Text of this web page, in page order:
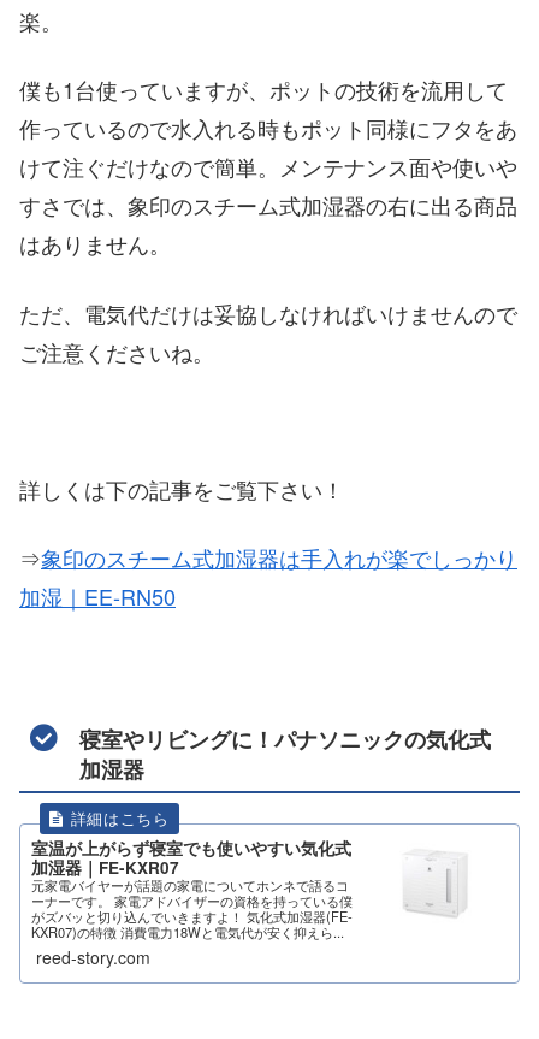
楽。
僕も1台使っていますが、ポットの技術を流用して
作っているので水入れる時もポット同様にフタをあ
けて注ぐだけなので簡単。メンテナンス面や使いや
すさでは、象印のスチーム式加湿器の右に出る商品
はありません。
ただ、電気代だけは妥協しなければいけませんので
ご注意くださいね。
詳しくは下の記事をご覧下さい！
⇒象印のスチーム式加湿器は手入れが楽でしっかり
加湿｜EE-RN50
寝室やリビングに！パナソニックの気化式
加湿器
室温が上がらず寝室でも使いやすい気化式
加湿器｜FE-KXR07
元家電バイヤーが話題の家電についてホンネで語るコ
ーナーです。 家電アドバイザーの資格を持っている僕
がズバッと切り込んでいきますよ！ 気化式加湿器(FE-
KXR07)の特徴 消費電力18Wと電気代が安く抑えら...
reed-story.com